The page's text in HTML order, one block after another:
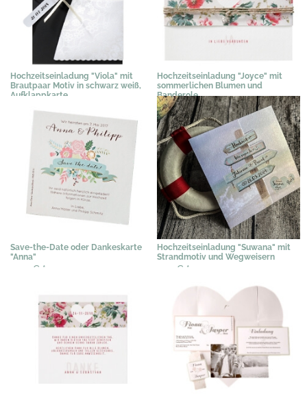
Hochzeitseinladung "Viola" mit
Brautpaar Motiv in schwarz weiß,
Aufklappkarte
Hochzeitseinladung "Joyce" mit
sommerlichen Blumen und
Banderole
3,03 €*
Save-the-Date oder Dankeskarte
"Anna"
0,44 € *
Hochzeitseinladung "Suwana" mit
Strandmotiv und Wegweisern
1,79 € *